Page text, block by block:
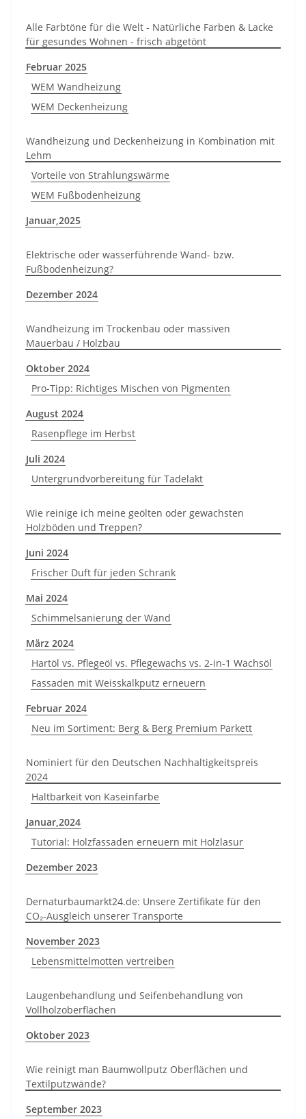
Alle Farbtöne für die Welt - Natürliche Farben & Lacke
für gesundes Wohnen - frisch abgetönt
Februar 2025
WEM Wandheizung
WEM Deckenheizung
Wandheizung und Deckenheizung in Kombination mit
Lehm
Vorteile von Strahlungswärme
WEM Fußbodenheizung
Januar,2025
Elektrische oder wasserführende Wand- bzw.
Fußbodenheizung?
Dezember 2024
Wandheizung im Trockenbau oder massiven
Mauerbau / Holzbau
Oktober 2024
Pro-Tipp: Richtiges Mischen von Pigmenten
August 2024
Rasenpflege im Herbst
Juli 2024
Untergrundvorbereitung für Tadelakt
Wie reinige ich meine geölten oder gewachsten
Holzböden und Treppen?
Juni 2024
Frischer Duft für jeden Schrank
Mai 2024
Schimmelsanierung der Wand
März 2024
Hartöl vs. Pflegeöl vs. Pflegewachs vs. 2-in-1 Wachsöl
Fassaden mit Weisskalkputz erneuern
Februar 2024
Neu im Sortiment: Berg & Berg Premium Parkett
Nominiert für den Deutschen Nachhaltigkeitspreis
2024
Haltbarkeit von Kaseinfarbe
Januar,2024
Tutorial: Holzfassaden erneuern mit Holzlasur
Dezember 2023
Dernaturbaumarkt24.de: Unsere Zertifikate für den
CO₂-Ausgleich unserer Transporte
November 2023
Lebensmittelmotten vertreiben
Laugenbehandlung und Seifenbehandlung von
Vollholzoberflächen
Oktober 2023
Wie reinigt man Baumwollputz Oberflächen und
Textilputzwände?
September 2023